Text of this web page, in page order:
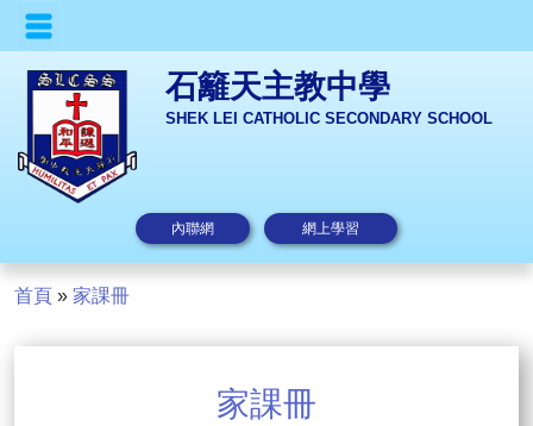
石籬天主教中學
SHEK LEI CATHOLIC SECONDARY SCHOOL
內聯網 網上學習
首頁 » 家課冊
家課冊